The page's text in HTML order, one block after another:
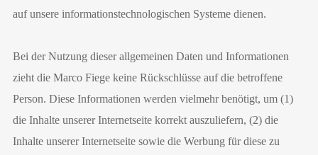
auf unsere informationstechnologischen Systeme dienen.
Bei der Nutzung dieser allgemeinen Daten und Informationen
zieht die Marco Fiege keine Rückschlüsse auf die betroffene
Person. Diese Informationen werden vielmehr benötigt, um (1)
die Inhalte unserer Internetseite korrekt auszuliefern, (2) die
Inhalte unserer Internetseite sowie die Werbung für diese zu